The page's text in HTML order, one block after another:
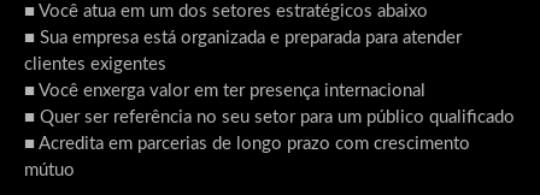
■ Você atua em um dos setores estratégicos abaixo
■ Sua empresa está organizada e preparada para atender
clientes exigentes
■ Você enxerga valor em ter presença internacional
■ Quer ser referência no seu setor para um público qualificado
■ Acredita em parcerias de longo prazo com crescimento
mútuo